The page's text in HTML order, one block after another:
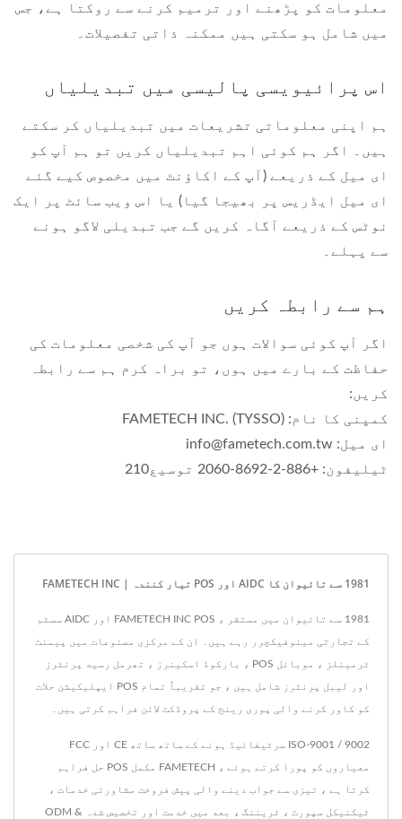
معلومات کو پڑھنے اور ترمیم کرنے سے روکتا ہے، جس
میں شامل ہو سکتی ہیں ممکنہ ذاتی تفصیلات۔
اس پرائیویسی پالیسی میں تبدیلیاں
ہم اپنی معلوماتی تشریعات میں تبدیلیاں کر سکتے
ہیں۔ اگر ہم کوئی اہم تبدیلیاں کریں تو ہم آپ کو
ای میل کے ذریعے (آپ کے اکاؤنٹ میں مخصوص کیے گئے
ای میل ایڈریس پر بھیجا گیا) یا اس ویب سائٹ پر ایک
نوٹس کے ذریعے آگاہ کریں گے جب تبدیلی لاگو ہونے
سے پہلے۔
ہم سے رابطہ کریں
اگر آپ کوئی سوالات ہوں جو آپ کی شخصی معلومات کی
حفاظت کے بارے میں ہوں، تو براہ کرم ہم سے رابطہ
کریں:
کمپنی کا نام: FAMETECH INC. (TYSSO)
ای میل: info@fametech.com.tw
ٹیلیفون: +886-2-8692-2060 توسیع210
1981 سے تائیوان کا AIDC اور POS تیار کنندہ | FAMETECH INC
1981 سے تائیوان میں مستقر ، FAMETECH INC POS اور AIDC سسٹم
کے تجارتی مینوفیکچرر رہے ہیں۔ ان کے مرکزی مصنوعات میں پیمنٹ
ٹرمینلز ، موبائل POS ، بارکوڈ اسکینرز ، تھرمل رسید پرنٹرز
اور لیبل پرنٹرز شامل ہیں ، جو تقریباً تمام POS ایپلیکیشن حلات
کو کاور کرنے والی پوری رینج کے پروڈکٹ لائن فراہم کرتی ہیں۔
ISO-9001 / 9002 سرٹیفائیڈ ہونے کے ساتھ ساتھ CE اور FCC
معیاروں کو پورا کرتے ہوئے ، FAMETECH مکمل POS حل فراہم
کرتا ہے ، تیزی سے جواب دینے والی پیش فروخت مشاورتی خدمات ،
ٹیکنیکل سپورٹ ، ٹریننگ ، بعد میں خدمت اور تخصیص شدہ ODM &